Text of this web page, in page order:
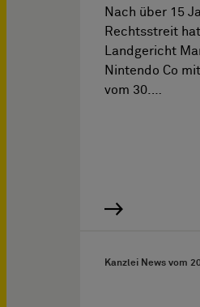
Nach über 15
Rechtsstreit
Landgericht
Nintendo Co
vom 30.…
Kanzlei News vom